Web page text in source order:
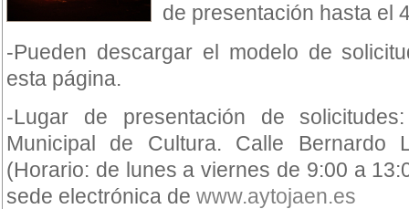
de presentación hasta el
-Pueden descargar el modelo de
esta página.
-Lugar de presentación de
Municipal de Cultura. Calle Bernardo
(Horario: de lunes a viernes de 9:00 a
sede electrónica de www.aytojaen.es